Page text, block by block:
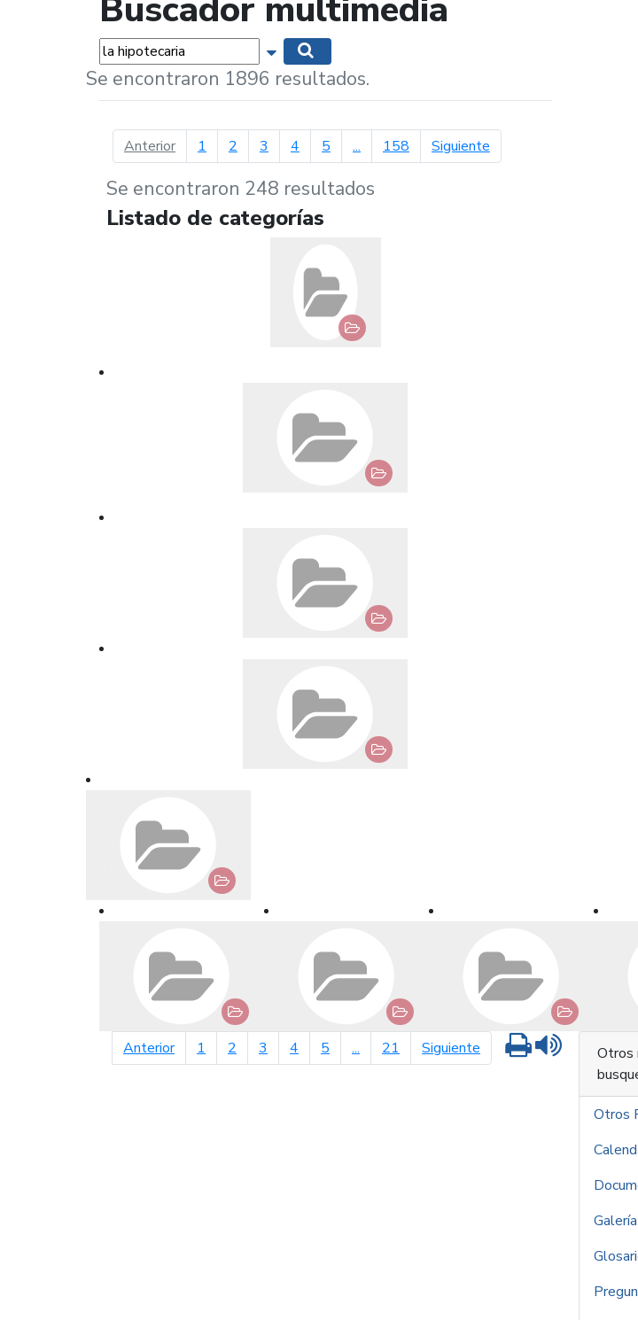
Buscador multimedia
Palabras... Mostrar opciones de búsqueda
Se encontraron 1896 resultados.
Anteriorpágina anterior
1 2 3 4 5 ... 158 Siguientepágina siguiente
Se encontraron 248 resultados
Listado de categorías
Anteriorpágina anterior
1 2 3 4 5 ... 21 Siguiente página siguiente
Imprimir
Otros
Otros
Galería